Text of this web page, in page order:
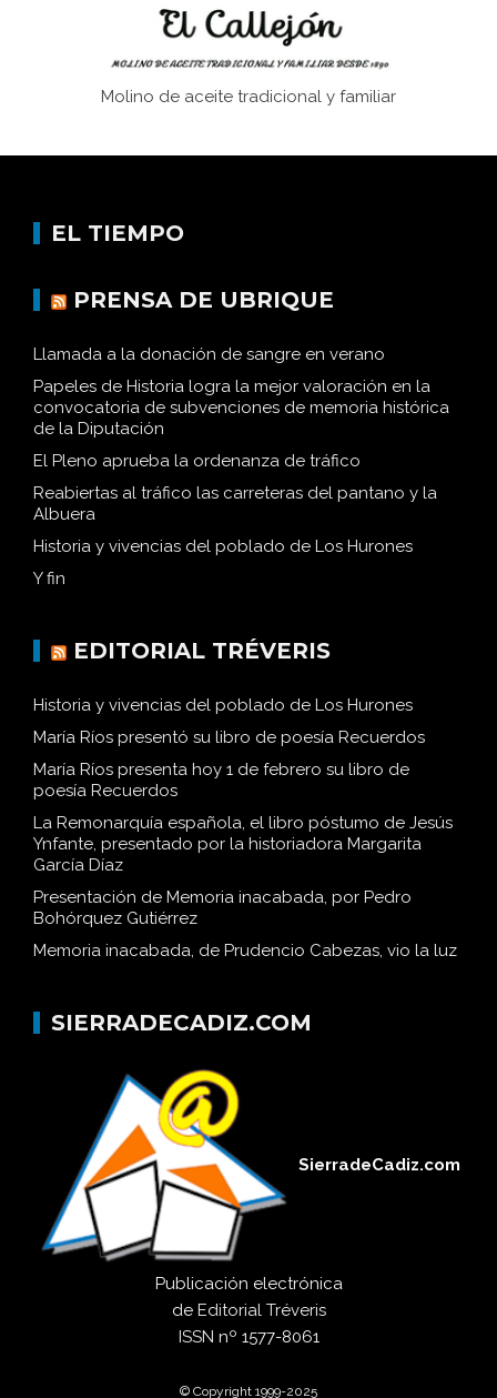
Molino de aceite tradicional y familiar
EL TIEMPO
PRENSA DE UBRIQUE
Llamada a la donación de sangre en verano
Papeles de Historia logra la mejor valoración en la
convocatoria de subvenciones de memoria histórica
de la Diputación
El Pleno aprueba la ordenanza de tráfico
Reabiertas al tráfico las carreteras del pantano y la
Albuera
Historia y vivencias del poblado de Los Hurones
Y fin
EDITORIAL TRÉVERIS
Historia y vivencias del poblado de Los Hurones
María Ríos presentó su libro de poesía Recuerdos
María Ríos presenta hoy 1 de febrero su libro de
poesía Recuerdos
La Remonarquía española, el libro póstumo de Jesús
Ynfante, presentado por la historiadora Margarita
García Díaz
Presentación de Memoria inacabada, por Pedro
Bohórquez Gutiérrez
Memoria inacabada, de Prudencio Cabezas, vio la luz
SIERRADECADIZ.COM
SierradeCadiz.com
Publicación electrónica
de Editorial Tréveris
ISSN nº 1577-8061
© Copyright 1999-2025